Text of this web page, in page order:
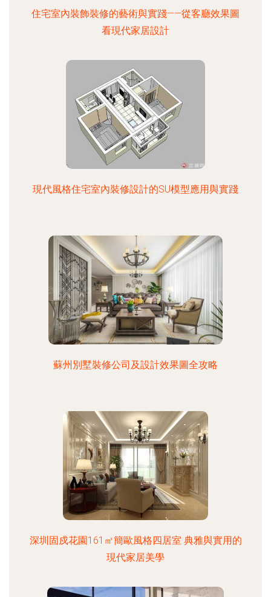
住宅室內裝飾裝修的藝術與實踐——從客廳效果圖
看現代家居設計
現代風格住宅室內裝修設計的SU模型應用與實踐
蘇州別墅裝修公司及設計效果圖全攻略
深圳固戍花園161㎡簡歐風格四居室 典雅與實用的
現代家居美學